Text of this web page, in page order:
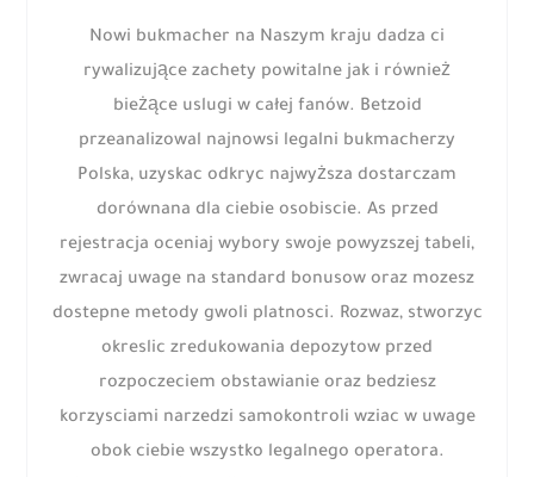
Nowi bukmacher na Naszym kraju dadza ci
rywalizujące zachety powitalne jak i również
bieżące uslugi w całej fanów. Betzoid
przeanalizowal najnowsi legalni bukmacherzy
Polska, uzyskac odkryc najwyższa dostarczam
dorównana dla ciebie osobiscie. As przed
rejestracja oceniaj wybory swoje powyzszej tabeli,
zwracaj uwage na standard bonusow oraz mozesz
dostepne metody gwoli platnosci. Rozwaz, stworzyc
okreslic zredukowania depozytow przed
rozpoczeciem obstawianie oraz bedziesz
korzysciami narzedzi samokontroli wziac w uwage
obok ciebie wszystko legalnego operatora.